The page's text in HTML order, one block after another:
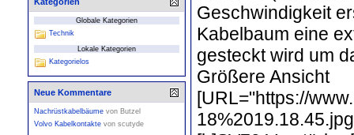
Geschwindigkeit
Kabelbaum eine
gesteckt wird um
Größere Ansicht
[URL="https://
Kategorien
Globale Kategorien
Technik
Lokale Kategorien
Kategorielos
Neue Kommentare
Nachrüstkabelbäume von Butzel
Volvo Kabelkontakte von scutyde